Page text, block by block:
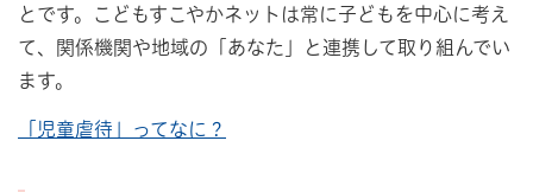
とです。こどもすこやかネットは常に子どもを中心に考え
て、関係機関や地域の「あなた」と連携して取り組んでい
ます。
「児童虐待」ってなに？